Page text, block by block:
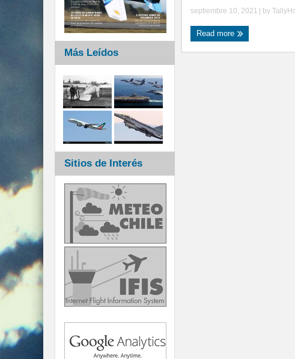
septiembre 10, 2021 | by
Read more
Más Leídos
Sitios de Interés